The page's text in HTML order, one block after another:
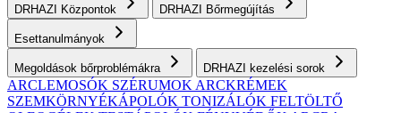
DRHAZI Központok DRHAZI Bőrmegújítás
Esettanulmányok
Megoldások bőrproblémákra DRHAZI kezelési sorok
ARCLEMOSÓK SZÉRUMOK ARCKRÉMEK
SZEMKÖRNYÉKÁPOLÓK TONIZÁLÓK FELTÖLTŐ